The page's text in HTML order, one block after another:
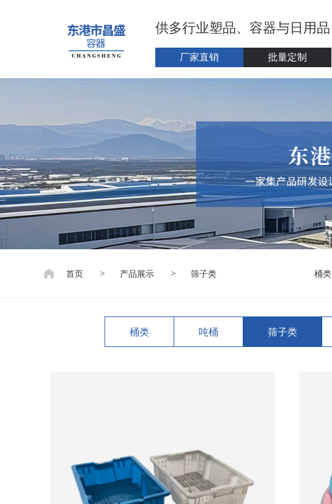
供多行业塑品、容器与日用品
厂家直销 批量定制
首页 产品展示 筛子类 桶类
桶类 吨桶 筛子类